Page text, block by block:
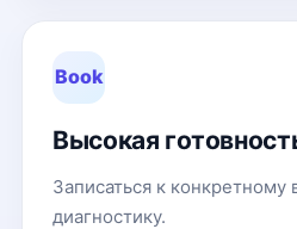
Book
Высокая
Записаться к конкретному
диагностику.